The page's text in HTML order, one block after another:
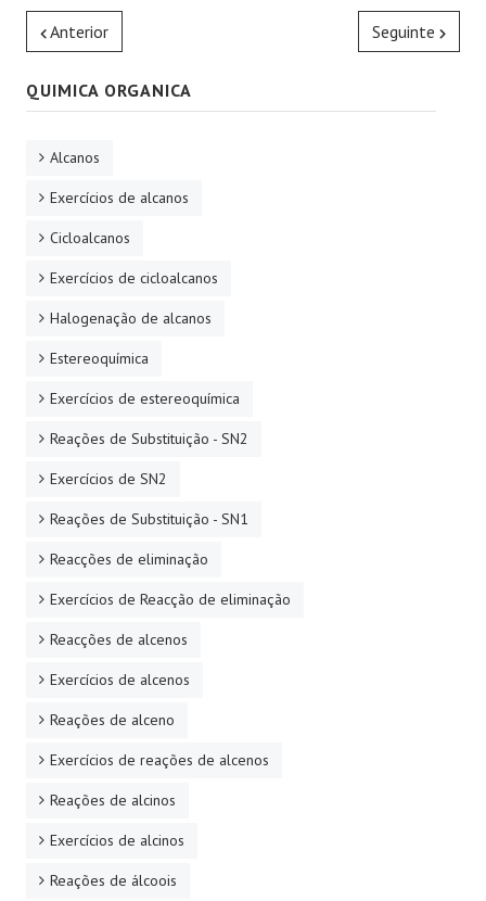
Anterior Seguinte
QUIMICA ORGANICA
Alcanos
Exercícios de alcanos
Cicloalcanos
Exercícios de cicloalcanos
Halogenação de alcanos
Estereoquímica
Exercícios de estereoquímica
Reações de Substituição - SN2
Exercícios de SN2
Reações de Substituição - SN1
Reacções de eliminação
Exercícios de Reacção de eliminação
Reacções de alcenos
Exercícios de alcenos
Reações de alceno
Exercícios de reações de alcenos
Reações de alcinos
Exercícios de alcinos
Reações de álcoois